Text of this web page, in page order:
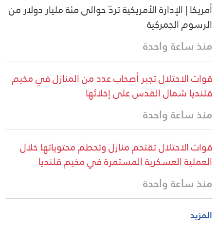
أمريكا | الإدارة الأمريكية تردّ حوالى مئة مليار دولار من
الرسوم الجمركية
منذ ساعة واحدة
قوات الاحتلال تجبر أصحاب عدد من المنازل في مخيم
قلنديا شمال القدس على إخلائها
منذ ساعة واحدة
قوات الاحتلال تقتحم منازل وتحطم محتوياتها خلال
العملية العسكرية المستمرة في مخيم قلنديا
منذ ساعة واحدة
المزيد